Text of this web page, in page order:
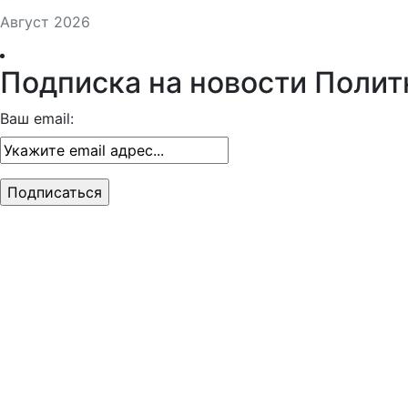
Август 2026
Подписка на новости
Ваш email: